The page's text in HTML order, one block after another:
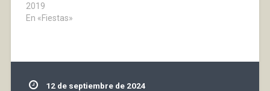
2019
En «Fiestas»
12 de septiembre de 2024